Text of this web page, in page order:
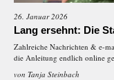
26. Januar 2026
Lang ersehnt: Die
Zahlreiche Nachrichten & e-
die Anleitung endlich online
von Tanja Steinbach